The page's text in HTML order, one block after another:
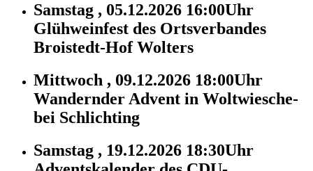
Samstag , 05.12.2026 16:00Uhr
Glühweinfest des Ortsverbandes
Broistedt-Hof Wolters
Mittwoch , 09.12.2026 18:00Uhr
Wandernder Advent in Woltwiesche-
bei Schlichting
Samstag , 19.12.2026 18:30Uhr